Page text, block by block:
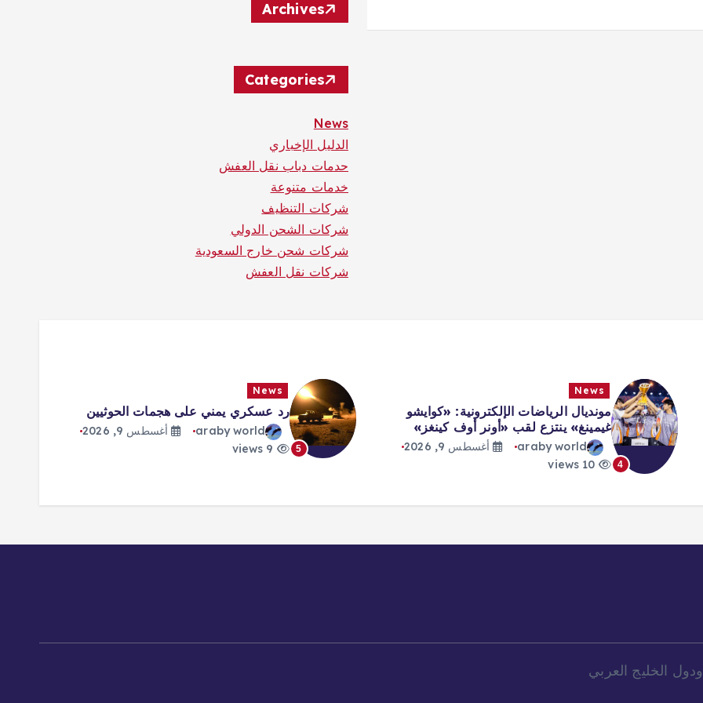
Archives
Categories
News
الدليل الإخباري
حدمات دباب نقل العفش
خدمات متنوعة
شركات التنظيف
شركات الشحن الدولي
شركات شحن خارج السعودية
شركات نقل العفش
4
News
مونديال الرياضات الإلكترونية: «كوايشو
غيمينغ» ينتزع لقب «أونر أوف كينغز»
araby world
أغسطس 9, 2026
5
News
رد عسكري يمني على هجمات الحوثيين
araby world
أغسطس 9, 2026
الخليج العربي